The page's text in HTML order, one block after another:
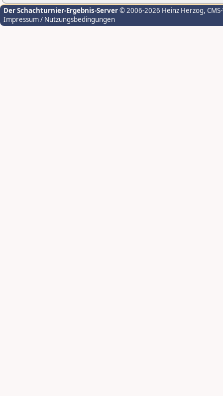
Der Schachturnier-Ergebnis-Server© 2006-2026 Heinz Herzog,
Impressum / Nutzungsbedingungen